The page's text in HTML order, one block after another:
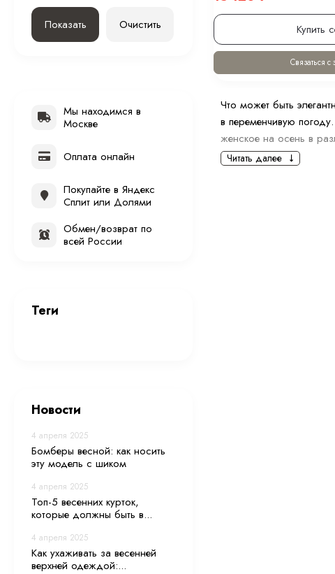
Купить
Связаться с
Что может быть
в переменчивую
женское на осень в
Модные
Читать далее
Показать Очистить
Мы находимся в
Москве
Оплата онлайн
Покупайте в Яндекс
Сплит или Долями
Обмен/возврат по
всей России
Теги
Новости
4 апреля 2025
Бомберы весной: как носить
эту модель с шиком
4 апреля 2025
Топ-5 весенних курток,
которые должны быть в...
4 апреля 2025
Как ухаживать за весенней
верхней одеждой:...